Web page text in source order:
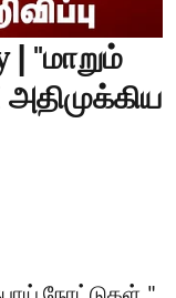
"மாறும்
நோட்டுகள்.."